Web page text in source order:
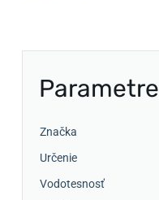
Parametre
Značka
Určenie
Vodotesnosť